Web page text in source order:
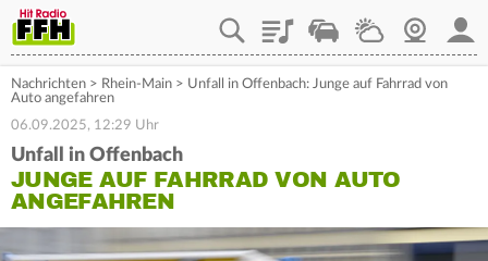
PlaylistStaupilotWetterWebcam
Nachrichten > Rhein-Main > Unfall in Offenbach: Junge auf Fahrrad von
Auto angefahren
06.09.2025, 12:29 Uhr
Unfall in Offenbach
JUNGE AUF FAHRRAD VON AUTO
ANGEFAHREN